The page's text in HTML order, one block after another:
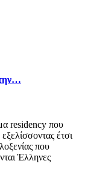
residency που
έτσι
που
Έλληνες